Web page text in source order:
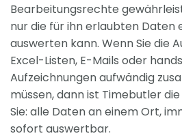
Bearbeitungsrechte
nur die für ihn erlaubten Daten
auswerten kann. Wenn Sie die
Excel-Listen, E-Mails oder
Aufzeichnungen aufwändig
müssen, dann ist Timebutler
Sie: alle Daten an einem Ort,
sofort auswertbar.